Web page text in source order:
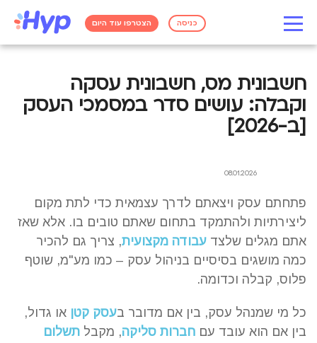
כניסה הצטרפו עוד היום
חשבונית מס, חשבונית עסקה
וקבלה: עושים סדר במסמכי העסק
[ב-2026]
08.01.2026
פתחתם עסק ויצאתם לדרך עצמאית כדי לתת מקום
ליצירתיות ולהתמקד בתחום שאתם טובים בו. אלא שאז
אתם מגלים שלצד עבודה מקצועית, צריך גם להכיר
כמה מושגים בסיסיים בניהול עסק – כמו מע"מ, שוטף
פלוס, קבלה וכדומה.
כל מי שמנהל עסק, בין אם מדובר בעסק קטן או גדול,
בין אם הוא עובד עם חברות סליקה, מקבל תשלום